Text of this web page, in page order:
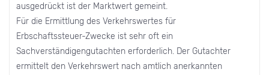
ausgedrückt ist der Marktwert gemeint.
Für die Ermittlung des Verkehrswertes für
Erbschaftssteuer-Zwecke ist sehr oft ein
Sachverständigengutachten erforderlich. Der Gutachter
ermittelt den Verkehrswert nach amtlich anerkannten